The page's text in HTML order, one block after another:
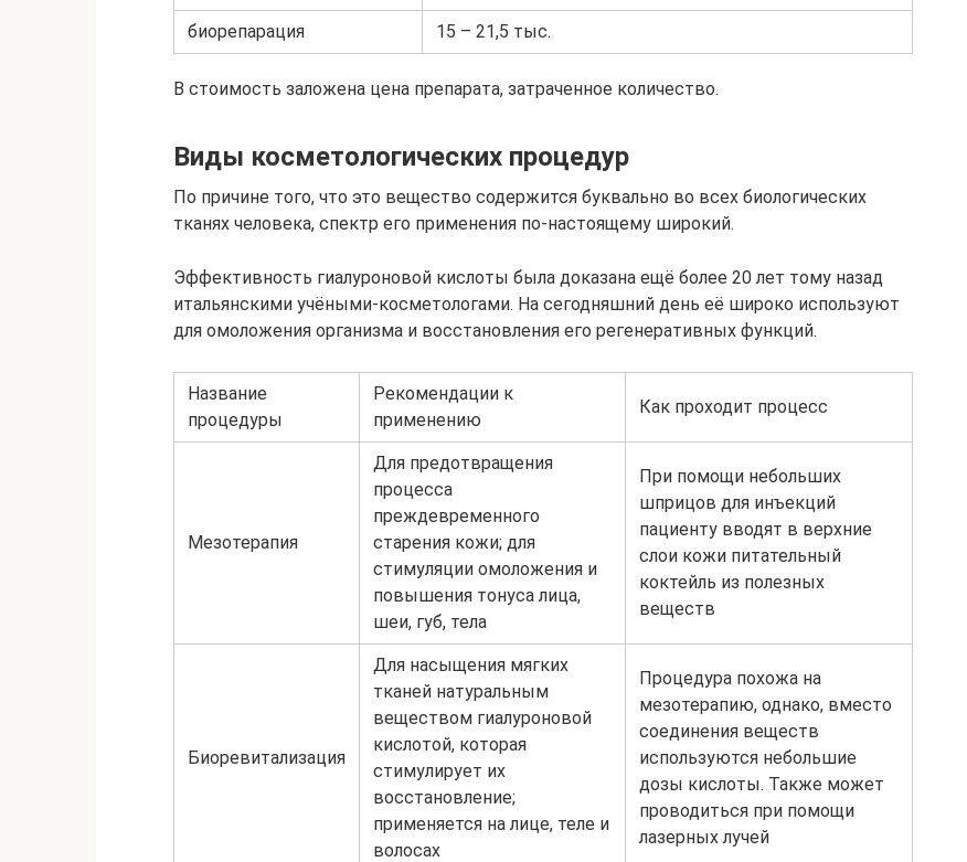
биорепарация 15 – 21,5 тыс.
В стоимость заложена цена препарата, затраченное количество.
Виды косметологических процедур
По причине того, что это вещество содержится буквально во всех биологических
тканях человека, спектр его применения по-настоящему широкий.
Эффективность гиалуроновой кислоты была доказана ещё более 20 лет тому назад
итальянскими учёными-косметологами. На сегодняшний день её широко используют
для омоложения организма и восстановления его регенеративных функций.
Название
процедуры
Рекомендации к
применению
Как проходит процесс
Мезотерапия
Для предотвращения
процесса
преждевременного
старения кожи; для
стимуляции омоложения и
повышения тонуса лица,
шеи, губ, тела
При помощи небольших
шприцов для инъекций
пациенту вводят в верхние
слои кожи питательный
коктейль из полезных
веществ
Биоревитализация
Для насыщения мягких
тканей натуральным
веществом гиалуроновой
кислотой, которая
стимулирует их
восстановление;
применяется на лице, теле и
волосах
Процедура похожа на
мезотерапию, однако, вместо
соединения веществ
используются небольшие
дозы кислоты. Также может
проводиться при помощи
лазерных лучей